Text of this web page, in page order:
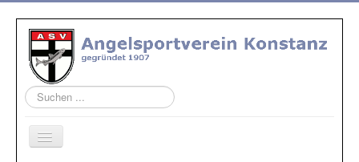
Suchen
...